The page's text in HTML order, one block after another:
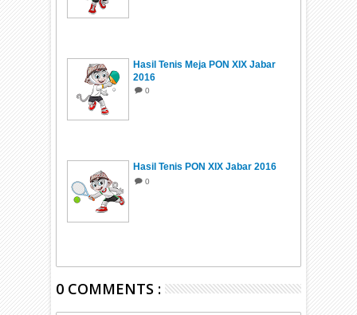
Hasil Tenis Meja PON XIX Jabar
2016
0
Hasil Tenis PON XIX Jabar 2016
0
0 COMMENTS :